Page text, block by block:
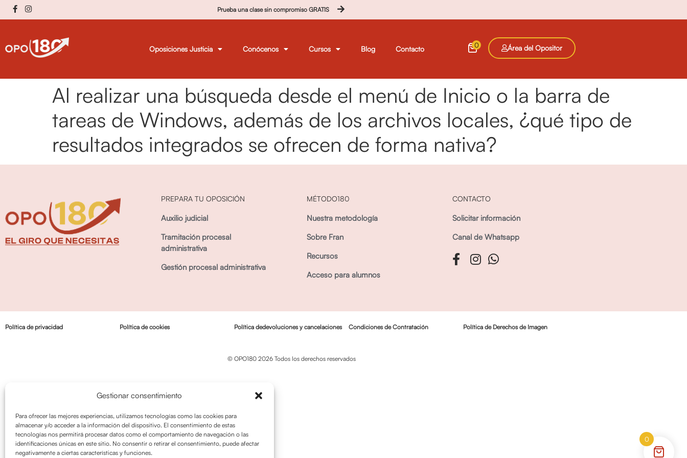
Gestionar consentimiento
Para ofrecer las mejores experiencias, utilizamos tecnologías como las cookies para
almacenar y/o acceder a la información del dispositivo. El consentimiento de estas
tecnologías nos permitirá procesar datos como el comportamiento de navegación o las
identificaciones únicas en este sitio. No consentir o retirar el consentimiento, puede afectar
negativamente a ciertas características y funciones.
Prueba una clase sin compromiso GRATIS
Oposiciones Justicia Conócenos Cursos Blog Contacto 0 Área del Opositor
Al realizar una búsqueda desde el menú de Inicio o la barra de
tareas de Windows, además de los archivos locales, ¿qué tipo de
resultados integrados se ofrecen de forma nativa?
PREPARA TU OPOSICIÓN
Auxilio judicial
Tramitación procesal
administrativa
Gestión procesal administrativa
MÉTODO180
Nuestra metodología
Sobre Fran
Recursos
Acceso para alumnos
CONTACTO
Solicitar información
Canal de Whatsapp
Política de privacidad Política de cookies Política dedevoluciones y cancelaciones Condiciones de Contratación Política de Derechos de Imagen
© OPO180 2026 Todos los derechos reservados
0